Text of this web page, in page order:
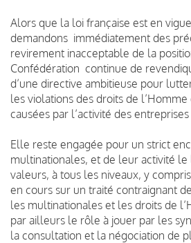
Alors que la loi française est en
demandons immédiatement des
revirement inacceptable de la
Confédération continue de
d’une directive ambitieuse pour
les violations des droits de
causées par l’activité des
Elle reste engagée pour un strict
multinationales, et de leur activité le
valeurs, à tous les niveaux, y
en cours sur un traité contraignant
les multinationales et les droits de
par ailleurs le rôle à jouer par les
la consultation et la négociation de